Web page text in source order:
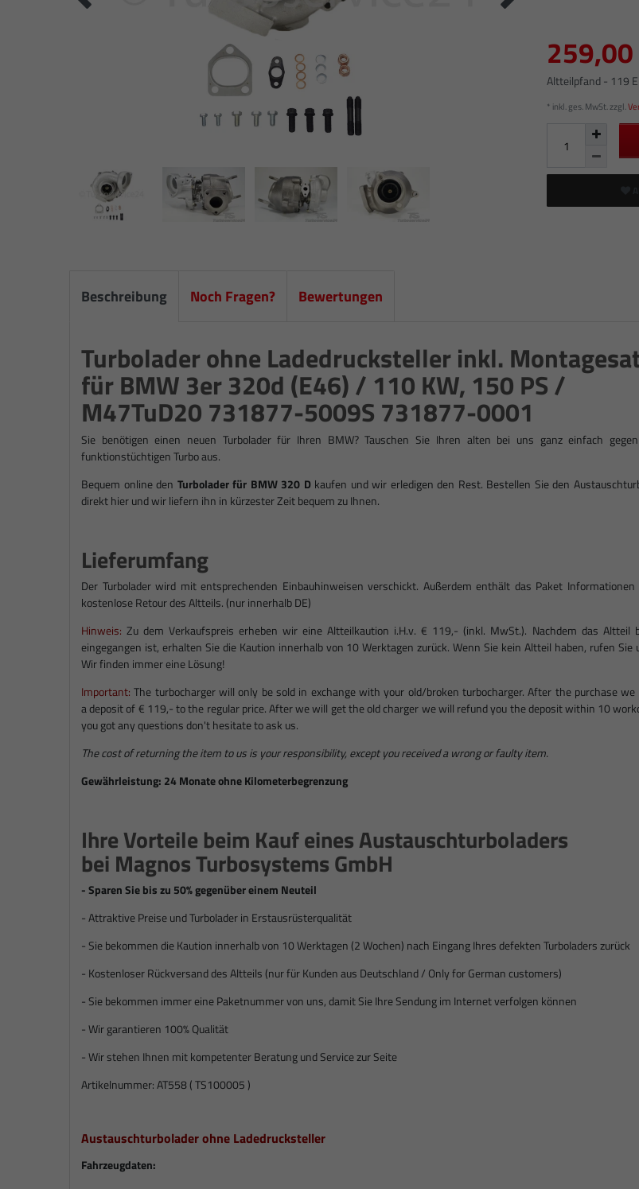
259,00
Altteilpfand - 119
* inkl. ges. MwSt. zzgl.
Beschreibung Noch Fragen? Bewertungen
Turbolader ohne Ladedrucksteller inkl.
für BMW 3er 320d (E46) / 110 KW, 150 PS /
M47TuD20 731877-5009S 731877-0001
Sie benötigen einen neuen Turbolader für Ihren BMW? Tauschen Sie Ihren alten bei uns ganz einfach
funktionstüchtigen Turbo aus.
Bequem online den Turbolader für BMW 320 Dkaufen und wir erledigen den Rest. Bestellen Sie den
direkt hier und wir liefern ihn in kürzester Zeit bequem zu Ihnen.
Lieferumfang
Der Turbolader wird mit entsprechenden Einbauhinweisen verschickt. Außerdem enthält das Paket
kostenlose Retour des Altteils. (nur innerhalb DE)
Hinweis: Zu dem Verkaufspreis erheben wir eine Altteilkaution i.H.v. € 119,- (inkl. MwSt.). Nachdem das Altteil
eingegangen ist, erhalten Sie die Kaution innerhalb von 10 Werktagen zurück. Wenn Sie kein Altteil haben, rufen Sie
Wir finden immer eine Lösung!
Important: The turbocharger will only be sold in exchange with your old/broken turbocharger. After the purchase we
a deposit of € 119,- to the regular price. After we will get the old charger we will refund you the deposit within 10
you got any questions don't hesitate to ask us.
The cost of returning the item to us is your responsibility, except you received a wrong or faulty item.
Gewährleistung: 24 Monate ohne Kilometerbegrenzung
Ihre Vorteile beim Kauf eines Austauschturboladers
bei Magnos Turbosystems GmbH
- Sparen Sie bis zu 50% gegenüber einem Neuteil
- Attraktive Preise und Turbolader in Erstausrüsterqualität
- Sie bekommen die Kaution innerhalb von 10 Werktagen (2 Wochen) nach Eingang Ihres defekten Turboladers zurück
- Kostenloser Rückversand des Altteils (nur für Kunden aus Deutschland / Only for German customers)
- Sie bekommen immer eine Paketnummer von uns, damit Sie Ihre Sendung im Internet verfolgen können
- Wir garantieren 100% Qualität
- Wir stehen Ihnen mit kompetenter Beratung und Service zur Seite
Artikelnummer: AT558 ( TS100005 )
Austauschturbolader ohne Ladedrucksteller
Fahrzeugdaten: